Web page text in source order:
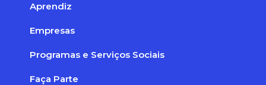
Aprendiz
Empresas
Programas e Serviços Sociais
Faça Parte